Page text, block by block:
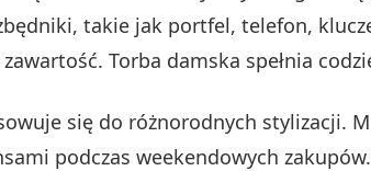
takie jak portfel, telefon,
Torba damska spełnia
się do różnorodnych stylizacji.
podczas weekendowych